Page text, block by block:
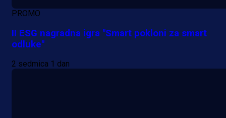
PROMO
II ESG nagradna igra "Smart pokloni za smart
odluke"
2 sedmica 1 dan